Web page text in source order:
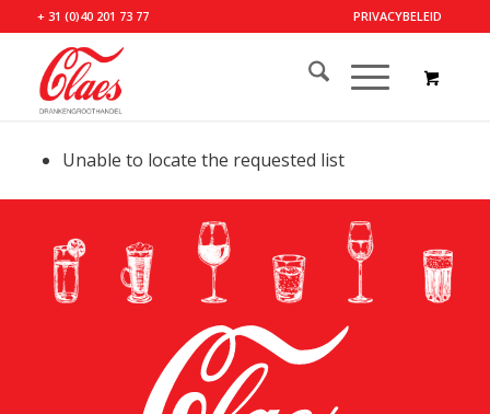
PRIVACYBELEID
+ 31 (0)40 201 73 77
Unable to locate the requested list